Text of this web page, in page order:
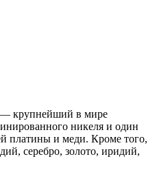
— крупнейший в мире
никеля и один
платины и меди. Кроме того,
серебро, золото, иридий,